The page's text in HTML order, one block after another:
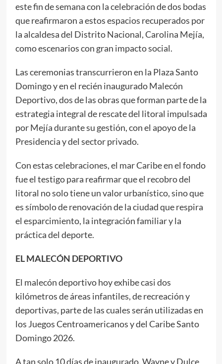
este fin de semana con la celebración de dos bodas
que reafirmaron a estos espacios recuperados por
la alcaldesa del Distrito Nacional, Carolina Mejía,
como escenarios con gran impacto social.
Las ceremonias transcurrieron en la Plaza Santo
Domingo y en el recién inaugurado Malecón
Deportivo, dos de las obras que forman parte de la
estrategia integral de rescate del litoral impulsada
por Mejía durante su gestión, con el apoyo de la
Presidencia y del sector privado.
Con estas celebraciones, el mar Caribe en el fondo
fue el testigo para reafirmar que el recobro del
litoral no solo tiene un valor urbanístico, sino que
es símbolo de renovación de la ciudad que respira
el esparcimiento, la integración familiar y la
práctica del deporte.
EL MALECÓN DEPORTIVO
El malecón deportivo hoy exhibe casi dos
kilómetros de áreas infantiles, de recreación y
deportivas, parte de las cuales serán utilizadas en
los Juegos Centroamericanos y del Caribe Santo
Domingo 2026.
A tan solo 10 días de inaugurado, Wayne y Dulce